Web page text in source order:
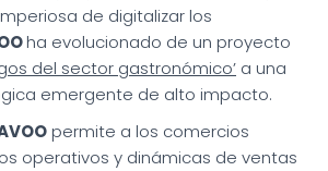
de digitalizar los
ha evolucionado de un proyecto
del sector gastronómico’ a una
emergente de alto impacto.
permite a los comercios
operativos y dinámicas de ventas